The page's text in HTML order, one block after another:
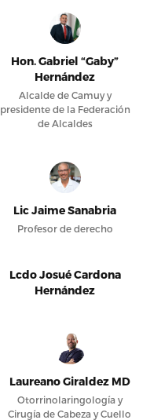
Hon. Gabriel “Gaby”
Hernández
Alcalde de Camuy y
presidente de la Federación
de Alcaldes
Lic Jaime Sanabria
Profesor de derecho
Lcdo Josué Cardona
Hernández
Laureano Giraldez MD
Otorrinolaringología y
Cirugía de Cabeza y Cuello